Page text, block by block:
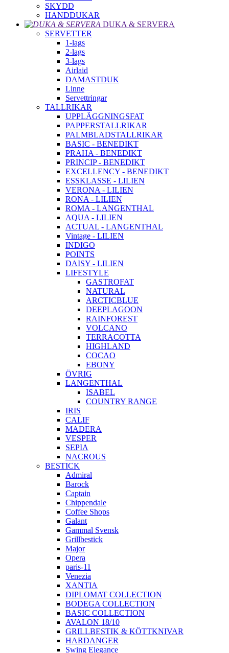
SKYDD
HANDDUKAR
DUKA & SERVERA
SERVETTER
1-lags
2-lags
3-lags
Airlaid
DAMASTDUK
Linne
Servettringar
TALLRIKAR
UPPLÄGGNINGSFAT
PAPPERSTALLRIKAR
PALMBLADSTALLRIKAR
BASIC - BENEDIKT
PRAHA - BENEDIKT
PRINCIP - BENEDIKT
EXCELLENCY - BENEDIKT
ESSKLASSE - LILIEN
VERONA - LILIEN
RONA - LILIEN
ROMA - LANGENTHAL
AQUA - LILIEN
ACTUAL - LANGENTHAL
Vintage - LILIEN
INDIGO
POINTS
DAISY - LILIEN
LIFESTYLE
GASTROFAT
NATURAL
ARCTICBLUE
DEEPLAGOON
RAINFOREST
VOLCANO
TERRACOTTA
HIGHLAND
COCAO
EBONY
ÖVRIG
LANGENTHAL
ISABEL
COUNTRY RANGE
IRIS
CALIF
MADERA
VESPER
SEPIA
NACROUS
BESTICK
Admiral
Barock
Captain
Chippendale
Coffee Shops
Galant
Gammal Svensk
Grillbestick
Major
Opera
paris-11
Venezia
XANTIA
DIPLOMAT COLLECTION
BODEGA COLLECTION
BASIC COLLECTION
AVALON 18/10
GRILLBESTIK & KÖTTKNIVAR
HARDANGER
Swing Elegance